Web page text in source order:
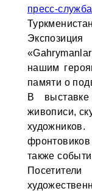
пресс-служба
нашим
памяти о
В выставке
живописи,
также